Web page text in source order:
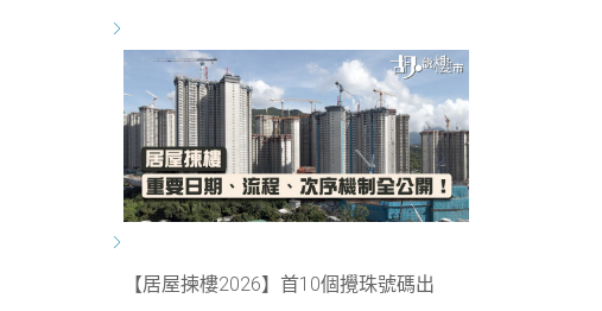
【居屋揀樓2026】首10個攪珠號碼出